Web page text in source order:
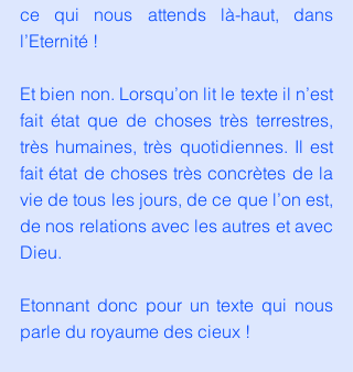
ce qui nous attends là-haut, dans
l’Eternité !
Et bien non. Lorsqu’on lit le texte il n’est
fait état que de choses très terrestres,
très humaines, très quotidiennes. Il est
fait état de choses très concrètes de la
vie de tous les jours, de ce que l’on est,
de nos relations avec les autres et avec
Dieu.
Etonnant donc pour un texte qui nous
parle du royaume des cieux !